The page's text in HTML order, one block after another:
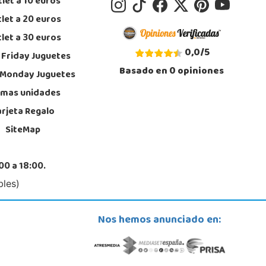
Juguetilandia Jerez de la Frontera
de Europa, 13
Jerez de la Frontera
Tienda
a 20 euros
a 30 euros
Juguetes
Juguetes
unidades
Regalo
SiteMap
0,0/5
Basado en0opiniones
a 18:00.
Nos hemos anunciado en: